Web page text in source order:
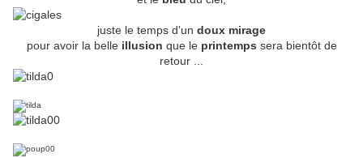
juste le temps d'un doux mirage
pour avoir la belleillusion que le printemps sera bientôt de
retour ...